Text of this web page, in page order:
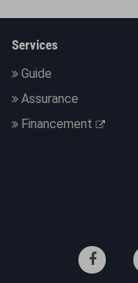
Services
Guide
Assurance
Financement